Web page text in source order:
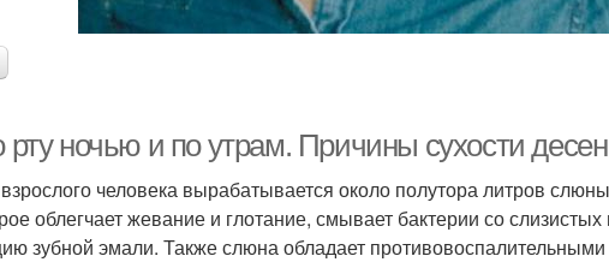
рту ночью и по утрам. Причины сухости
человека вырабатывается около полутора литров
облегчает жевание и глотание, смывает бактерии со слизистых
зубной эмали. Также слюна обладает